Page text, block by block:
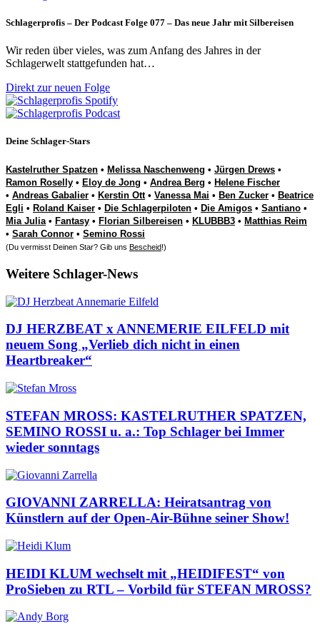
Schlagerprofis – Der Podcast Folge 077 – Das neue Jahr mit Silbereisen
Wir reden über vieles, was zum Anfang des Jahres in der
Schlagerwelt stattgefunden hat…
Direkt zur neuen Folge
Deine Schlager-Stars
Kastelruther Spatzen • Melissa Naschenweng • Jürgen Drews •
Ramon Roselly • Eloy de Jong • Andrea Berg • Helene Fischer
• Andreas Gabalier • Kerstin Ott• Vanessa Mai • Ben Zucker • Beatrice
Egli • Roland Kaiser • Die Schlagerpiloten • Die Amigos • Santiano •
Mia Julia• Fantasy • Florian Silbereisen • KLUBBB3 • Matthias Reim
• Sarah Connor • Semino Rossi
(Du vermisst Deinen Star? Gib uns Bescheid!)
Weitere Schlager-News
DJ HERZBEAT x ANNEMERIE EILFELD mit
neuem Song „Verlieb dich nicht in einen
Heartbreaker“
STEFAN MROSS: KASTELRUTHER SPATZEN,
SEMINO ROSSI u. a.: Top Schlager bei Immer
wieder sonntags
GIOVANNI ZARRELLA: Heiratsantrag von
Künstlern auf der Open-Air-Bühne seiner Show!
HEIDI KLUM wechselt mit „HEIDIFEST“ von
ProSieben zu RTL – Vorbild für STEFAN MROSS?